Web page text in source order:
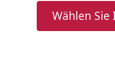
Wählen Sie